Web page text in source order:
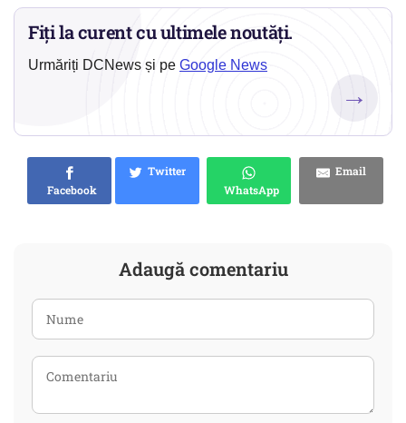
Fiți la curent cu ultimele noutăți.
Urmăriți DCNews și pe Google News
→
Facebook
Twitter
WhatsApp
Email
Adaugă comentariu